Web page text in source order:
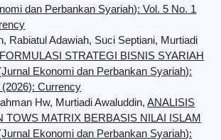
dan Perbankan Syariah): Vol. 5 No. 1
Rabiatul Adawiah, Suci Septiani, Murtiadi
FORMULASI STRATEGI BISNIS SYARIAH
Ekonomi dan Perbankan Syariah):
(2026): Currency
Hw, Murtiadi Awaluddin,ANALISIS
TOWS MATRIX BERBASIS NILAI ISLAM
Ekonomi dan Perbankan Syariah):